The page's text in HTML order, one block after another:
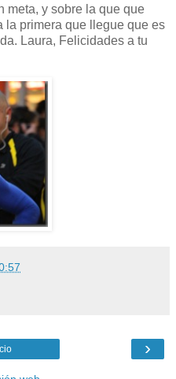
meta, y sobre la que que
la primera que llegue que es
Laura, Felicidades a tu
›